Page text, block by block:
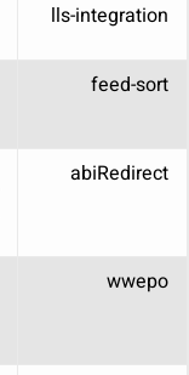
lls-integration
feed-sort
abiRedirect
wwepo